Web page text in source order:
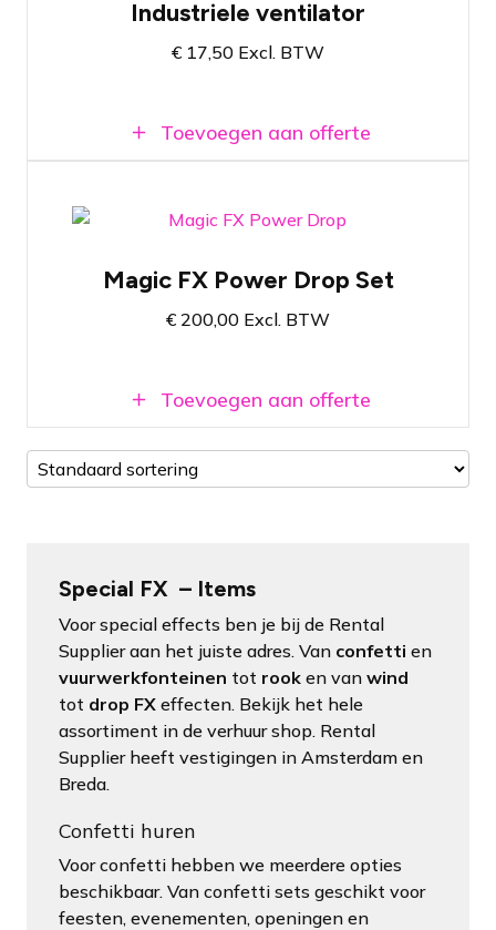
Snelheid in 3 standen te regelen
Licht van gewicht
Industriele ventilator
€ 17,50 Excl. BTW
Toevoegen aan offerte
Geschikt voor een spectaculaire
onthulling
Belastbaar tot 20kg per Power Drop
Magic FX Power Drop Set
€ 200,00 Excl. BTW
Toevoegen aan offerte
Special FX – Items
Voor special effects ben je bij de Rental
Supplier aan het juiste adres. Van confetti en
vuurwerkfonteinen tot rooken van wind
tot drop FXeffecten. Bekijk het hele
assortiment in de verhuur shop. Rental
Supplier heeft vestigingen in Amsterdam en
Breda.
Confetti huren
Voor confetti hebben we meerdere opties
beschikbaar. Van confetti sets geschikt voor
feesten, evenementen, openingen en